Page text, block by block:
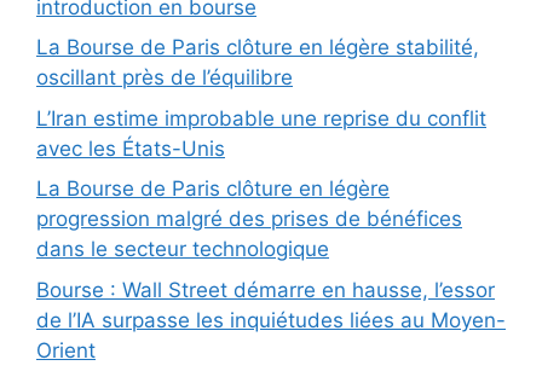
introduction en bourse
La Bourse de Paris clôture en légère stabilité,
oscillant près de l’équilibre
L’Iran estime improbable une reprise du conflit
avec les États-Unis
La Bourse de Paris clôture en légère
progression malgré des prises de bénéfices
dans le secteur technologique
Bourse : Wall Street démarre en hausse, l’essor
de l’IA surpasse les inquiétudes liées au Moyen-
Orient